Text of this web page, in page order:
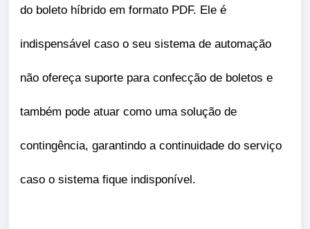
do boleto híbrido em formato PDF. Ele é
indispensável caso o seu sistema de automação
não ofereça suporte para confecção de boletos e
também pode atuar como uma solução de
contingência, garantindo a continuidade do serviço
caso o sistema fique indisponível.